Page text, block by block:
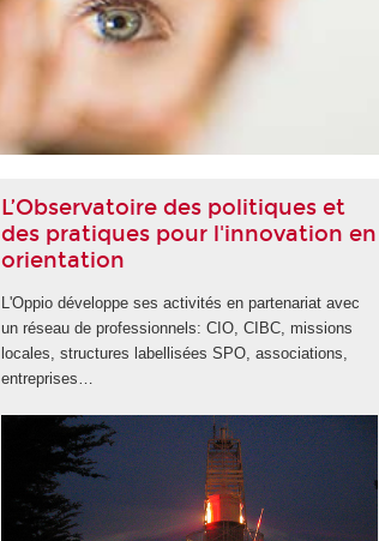
LIRE LA SUITE
L’Observatoire des politiques et
des pratiques pour l'innovation en
orientation
L'Oppio développe ses activités en partenariat avec
un réseau de professionnels: CIO, CIBC, missions
locales, structures labellisées SPO, associations,
entreprises…